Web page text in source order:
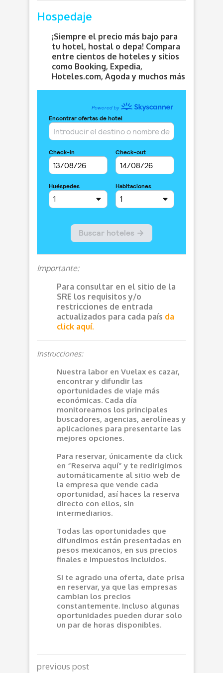
Hospedaje
¡Siempre el precio más bajo para
tu hotel, hostal o depa! Compara
entre cientos de hoteles y sitios
como Booking, Expedia,
Hoteles.com, Agoda y muchos más
Importante:
Para consultar en el sitio de la
SRE los requisitos y/o
restricciones de entrada
actualizados para cada país da
click aquí.
Instrucciones:
Nuestra labor en Vuelax es cazar,
encontrar y difundir las
oportunidades de viaje más
económicas. Cada día
monitoreamos los principales
buscadores, agencias, aerolíneas y
aplicaciones para presentarte las
mejores opciones.
Para reservar, únicamente da click
en “Reserva aquí” y te redirigimos
automáticamente al sitio web de
la empresa que vende cada
oportunidad, así haces la reserva
directo con ellos, sin
intermediarios.
Todas las oportunidades que
difundimos están presentadas en
pesos mexicanos, en sus precios
finales e impuestos incluidos.
Si te agrado una oferta, date prisa
en reservar, ya que las empresas
cambian los precios
constantemente. Incluso algunas
oportunidades pueden durar solo
un par de horas disponibles.
previous post